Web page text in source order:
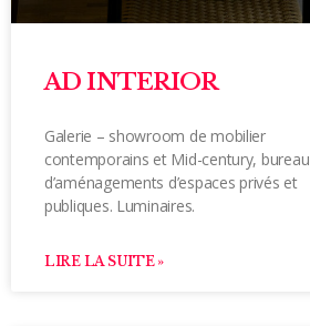
AD INTERIOR
Galerie – showroom de mobilier
contemporains et Mid-century, bureau
d’aménagements d’espaces privés et
publiques. Luminaires.
LIRE LA SUITE »